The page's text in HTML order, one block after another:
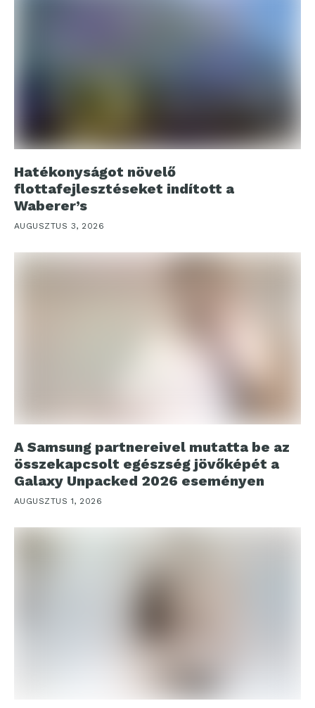
Hatékonyságot növelő
flottafejlesztéseket indított a
Waberer’s
AUGUSZTUS 3, 2026
A Samsung partnereivel mutatta be az
összekapcsolt egészség jövőképét a
Galaxy Unpacked 2026 eseményen
AUGUSZTUS 1, 2026